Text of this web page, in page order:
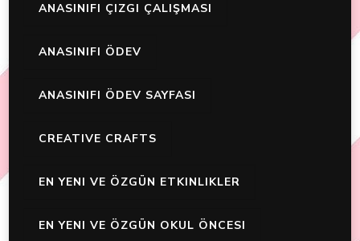
ANASINIFI ÇIZGI ÇALIŞMASI
ANASINIFI ÖDEV
ANASINIFI ÖDEV SAYFASI
CREATIVE CRAFTS
EN YENI VE ÖZGÜN ETKINLIKLER
EN YENI VE ÖZGÜN OKUL ÖNCESI